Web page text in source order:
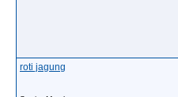
roti jagung